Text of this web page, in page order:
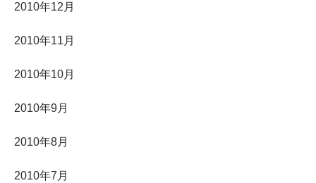
2010年12月
2010年11月
2010年10月
2010年9月
2010年8月
2010年7月